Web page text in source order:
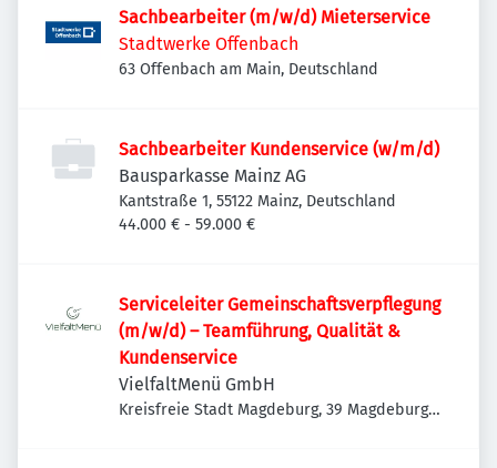
Sachbearbeiter (m/w/d) Mieterservice
Stadtwerke Offenbach
63 Offenbach am Main, Deutschland
Sachbearbeiter Kundenservice (w/m/d)
Bausparkasse Mainz AG
Kantstraße 1, 55122 Mainz, Deutschland
44.000 € - 59.000 €
Serviceleiter Gemeinschaftsverpflegung
(m/w/d) – Teamführung, Qualität &
Kundenservice
VielfaltMenü GmbH
Kreisfreie Stadt Magdeburg, 39 Magdeburg,